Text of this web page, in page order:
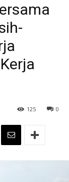
0
125